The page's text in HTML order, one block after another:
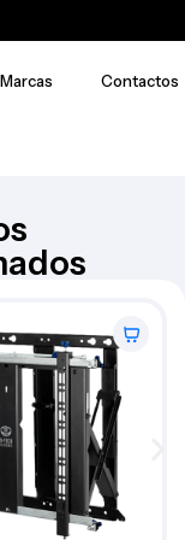
Marcas Contactos